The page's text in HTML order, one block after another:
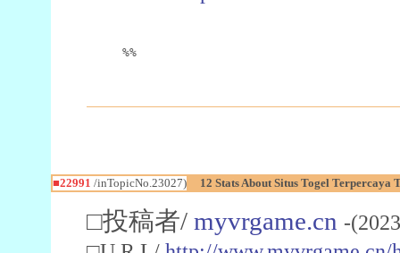
%%
■22991 /inTopicNo.23027) 12 Stats About Situs Togel Terpercaya
□投稿者/ myvrgame.cn -